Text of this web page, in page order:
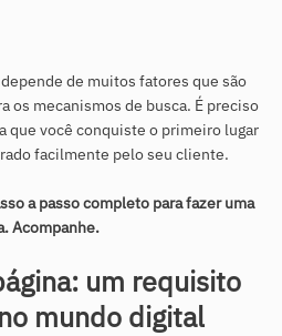
de muitos fatores que são
os mecanismos de busca. É preciso
que você conquiste o primeiro lugar
facilmente pelo seu cliente.
a passo completo para fazer uma
Acompanhe.
um requisito
mundo digital